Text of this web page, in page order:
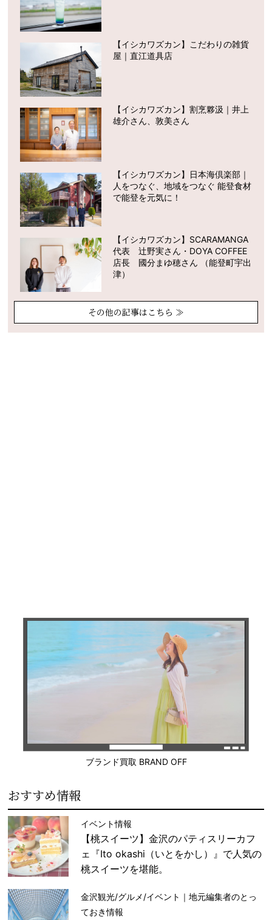
【イシカワズカン】こだわりの雑貨
屋｜直江道具店
【イシカワズカン】割烹夥汲｜井上
雄介さん、敦美さん
【イシカワズカン】日本海倶楽部｜
人をつなぐ、地域をつなぐ 能登食材
で能登を元気に！
【イシカワズカン】SCARAMANGA
代表 辻野実さん・DOYA COFFEE
店長 國分まゆ穂さん （能登町宇出
津）
その他の記事はこちら ≫
ブランド買取 BRAND OFF
おすすめ情報
イベント情報
【桃スイーツ】金沢のパティスリーカフ
ェ『Ito okashi（いとをかし）』で人気の
桃スイーツを堪能。
金沢観光/グルメ/イベント｜地元編集者のとっ
ておき情報